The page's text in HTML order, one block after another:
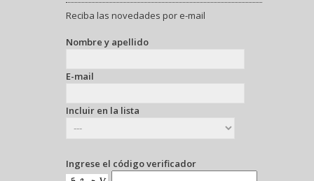
Reciba las novedades por e-mail
Nombre y apellido
E-mail
Incluir en la lista
Ingrese el código verificador